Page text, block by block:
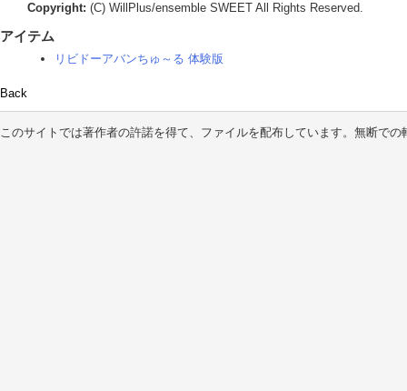
Copyright: (C) WillPlus/ensemble SWEET All Rights Reserved.
アイテム
リビドーアバンちゅ～る 体験版
Back
このサイトでは著作者の許諾を得て、ファイルを配布しています。無断での